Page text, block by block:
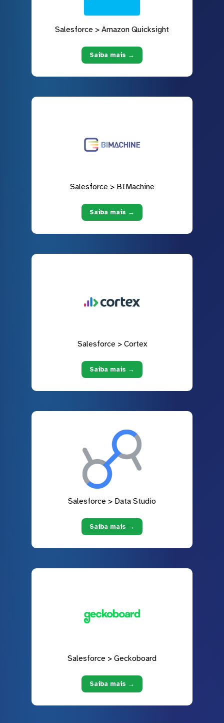
Salesforce > Amazon Quicksight
Saiba mais →
Salesforce > BIMachine
Saiba mais →
Salesforce > Cortex
Saiba mais →
Salesforce > Data Studio
Saiba mais →
Salesforce > Geckoboard
Saiba mais →